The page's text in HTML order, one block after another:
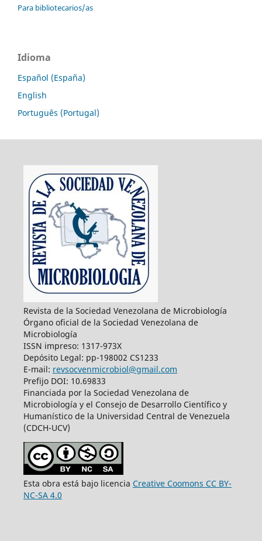
Para bibliotecarios/as
Idioma
Español (España)
English
Português (Portugal)
Revista de la Sociedad Venezolana de Microbiología
Órgano oficial de la Sociedad Venezolana de
Microbiología
ISSN impreso: 1317-973X
Depósito Legal: pp-198002 CS1233
E-mail: revsocvenmicrobiol@gmail.com
Prefijo DOI: 10.69833
Financiada por la Sociedad Venezolana de
Microbiología y el Consejo de Desarrollo Científico y
Humanístico de la Universidad Central de Venezuela
(CDCH-UCV)
Esta obra está bajo licencia Creative Coomons CC BY-
NC-SA 4.0